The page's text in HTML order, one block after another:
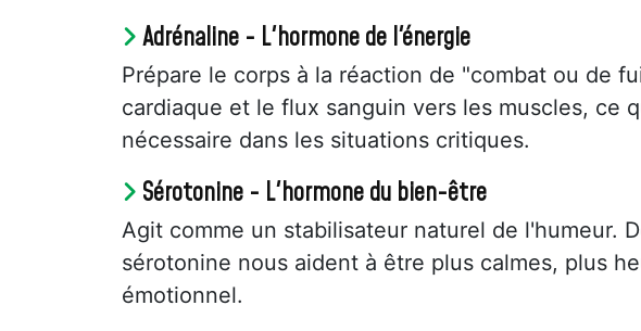
Adrénaline - L'hormone de l'énergie
Prépare le corps à la réaction de "combat ou de
cardiaque et le flux sanguin vers les muscles, ce
nécessaire dans les situations critiques.
Sérotonine - L'hormone du bien-être
Agit comme un stabilisateur naturel de l'humeur.
sérotonine nous aident à être plus calmes, plus
émotionnel.